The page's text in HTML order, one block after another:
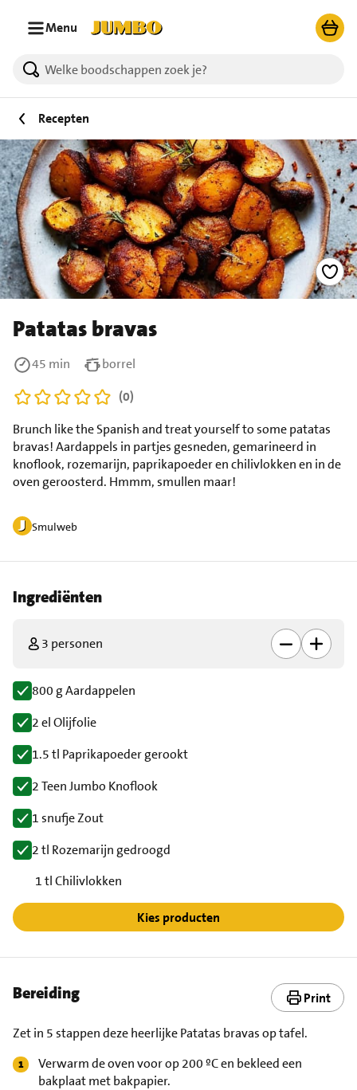
Menu
Recepten
Patatas bravas
Smulweb
Brunch like the Spanish and treat yourself to some patatas
bravas! Aardappels in partjes gesneden, gemarineerd in
knoflook, rozemarijn, paprikapoeder en chilivlokken en in de
oven geroosterd. Hmmm, smullen maar!
45 min
borrel
(0)
Ingrediënten
3 personen
800 g Aardappelen
2 el Olijfolie
1.5 tl Paprikapoeder gerookt
2 Teen Jumbo Knoflook
1 snufje Zout
2 tl Rozemarijn gedroogd
1 tl Chilivlokken
Kies producten
Bereiding Print
Zet in 5 stappen deze heerlijke Patatas bravas op tafel.
Verwarm de oven voor op 200 ºC en bekleed een
bakplaat met bakpapier.